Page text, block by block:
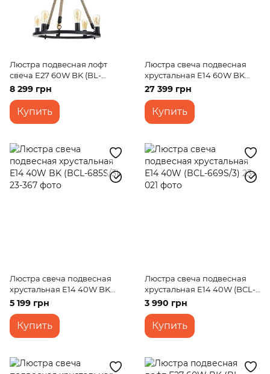
Люстра подвесная лофт
свеча E27 60W BK (BL-
335S/6)
8 299 грн
Купить
Люстра свеча подвесная
хрустальная E14 60W BK
(BCL-265S/8)
27 399 грн
Купить
Люстра свеча подвесная
хрустальная E14 40W BK
(BCL-685S/3)
5 199 грн
Купить
Люстра свеча подвесная
хрустальная E14 40W (BCL-
669S/3)
3 990 грн
Купить